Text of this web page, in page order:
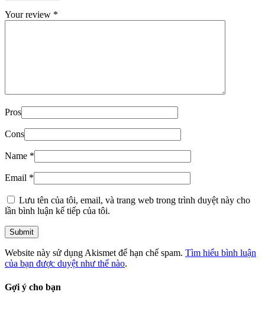
Your review *
Pros
Cons
Name *
Email *
Lưu tên của tôi, email, và trang web trong trình duyệt này cho
lần bình luận kế tiếp của tôi.
Website này sử dụng Akismet để hạn chế spam. Tìm hiểu bình luận
của bạn được duyệt như thế nào.
Gợi ý cho bạn